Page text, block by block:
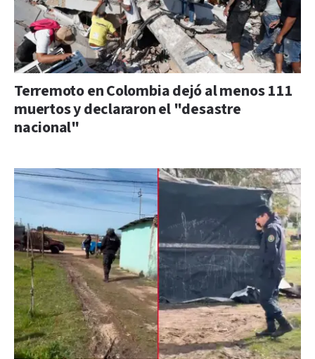
Terremoto en Colombia dejó al menos 111
muertos y declararon el "desastre
nacional"